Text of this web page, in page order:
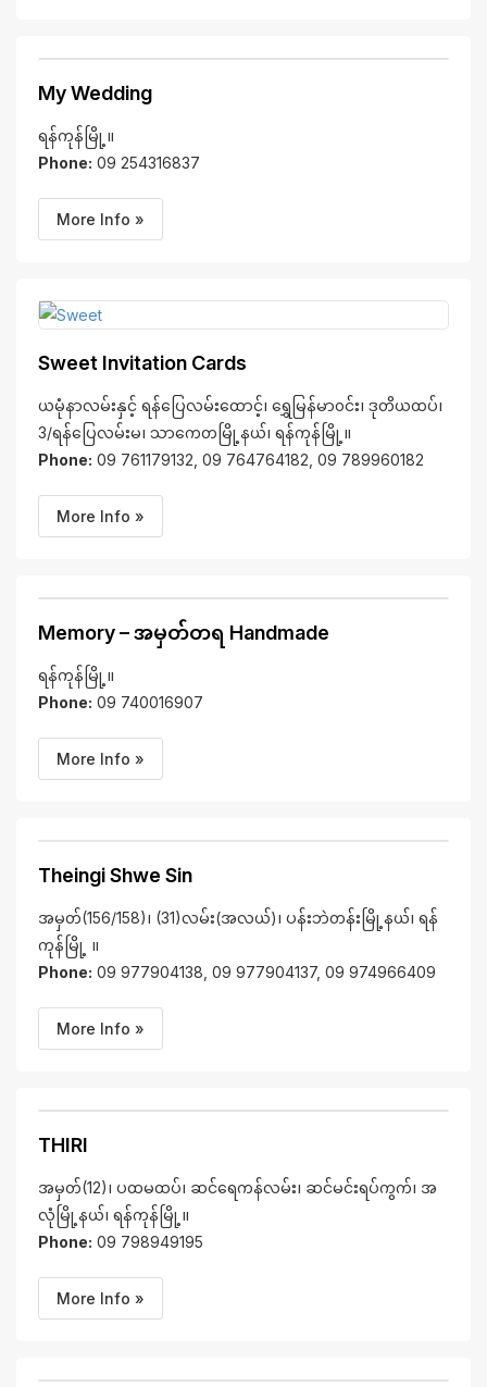
My Wedding
ရန်ကုန်မြို့။
Phone: 09 254316837
More Info »
Sweet Invitation Cards
ယမုံနာလမ်းနှင့် ရန်ပြေလမ်းထောင့်၊ ရွှေမြန်မာ၀င်း၊ ဒုတိယထပ်၊
3/ရန်ပြေလမ်းမ၊ သာကေတမြို့နယ်၊ ရန်ကုန်မြို့။
Phone: 09 761179132, 09 764764182, 09 789960182
More Info »
Memory – အမှတ်တရ Handmade
ရန်ကုန်မြို့။
Phone: 09 740016907
More Info »
Theingi Shwe Sin
အမှတ်(156/158)၊ (31)လမ်း(အလယ်)၊ ပန်းဘဲတန်းမြို့နယ်၊ ရန်
ကုန်မြို့ ။
Phone: 09 977904138, 09 977904137, 09 974966409
More Info »
THIRI
အမှတ်(12)၊ ပထမထပ်၊ ဆင်ရေကန်လမ်း၊ ဆင်မင်းရပ်ကွက်၊ အ
လုံမြို့နယ်၊ ရန်ကုန်မြို့။
Phone: 09 798949195
More Info »